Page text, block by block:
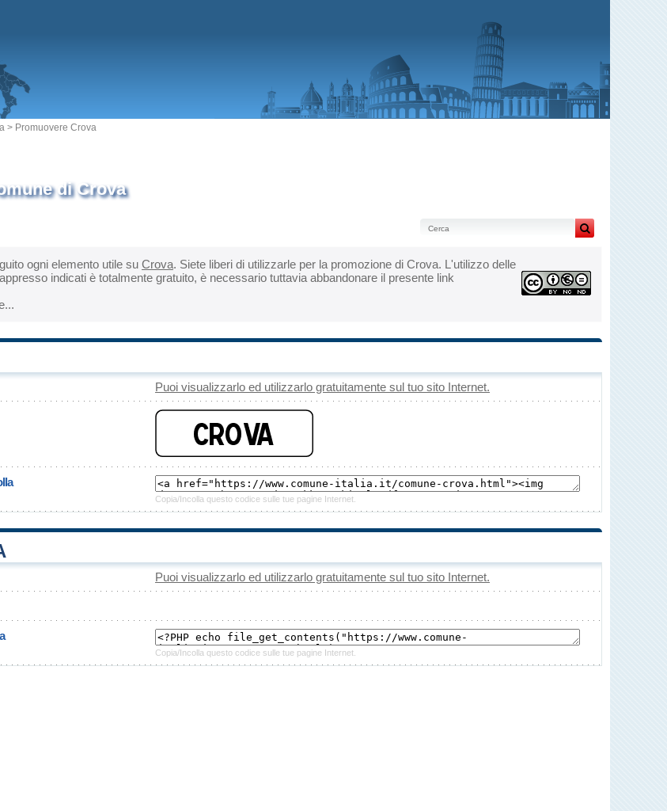
> Promuovere Crova
di Crova
ogni elemento utile su Crova. Siete liberi di utilizzarle per la promozione di Crova. L'utilizzo delle
indicati è totalmente gratuito, è necessario tuttavia abbandonare il presente link
Puoi visualizzarlo ed utilizzarlo gratuitamente sul tuo sito Internet.
Copia/Incolla questo codice sulle tue pagine Internet.
Puoi visualizzarlo ed utilizzarlo gratuitamente sul tuo sito Internet.
Copia/Incolla questo codice sulle tue pagine Internet.